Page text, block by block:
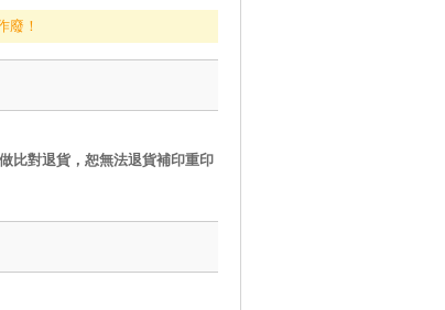
廢！
比對退貨，恕無法退貨補印重印